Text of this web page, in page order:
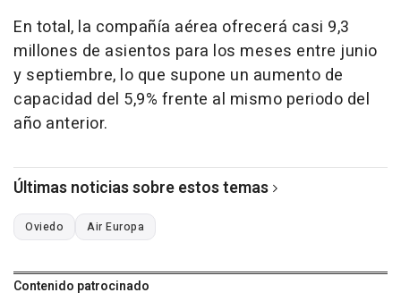
En total, la compañía aérea ofrecerá casi 9,3
millones de asientos para los meses entre junio
y septiembre, lo que supone un aumento de
capacidad del 5,9% frente al mismo periodo del
año anterior.
Últimas noticias sobre estos temas
Oviedo Air Europa
Contenido patrocinado